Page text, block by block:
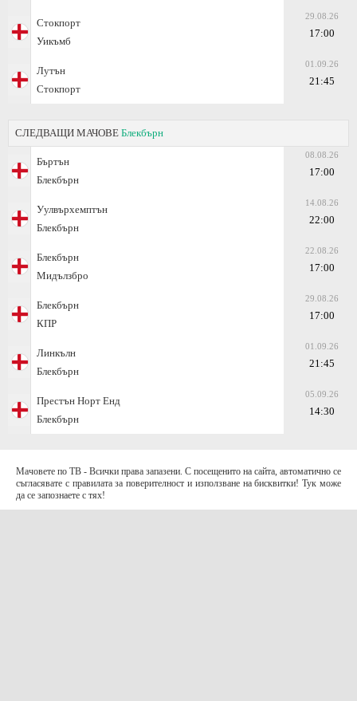
Стокпорт
Уикъмб
29.08.26
17:00
Лутън
Стокпорт
01.09.26
21:45
СЛЕДВАЩИ МАЧОВЕ Блекбърн
Бъртън
Блекбърн
08.08.26
17:00
Уулвърхемптън
Блекбърн
14.08.26
22:00
Блекбърн
Мидълзбро
22.08.26
17:00
Блекбърн
КПР
29.08.26
17:00
Линкълн
Блекбърн
01.09.26
21:45
Престън Норт Енд
Блекбърн
05.09.26
14:30
Мачовете по ТВ - Всички права запазени. С посещенито на сайта, автоматично се
съгласявате с правилата за поверителност и използване на бисквитки! Тук може
да се запознаете с тях!